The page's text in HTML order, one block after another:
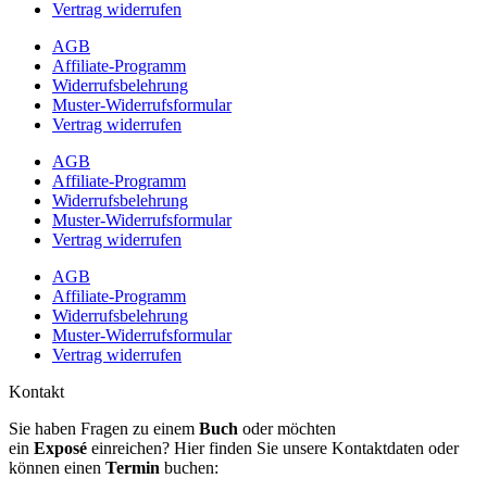
Vertrag widerrufen
AGB
Affiliate-Programm
Widerrufsbelehrung
Muster-Widerrufsformular
Vertrag widerrufen
AGB
Affiliate-Programm
Widerrufsbelehrung
Muster-Widerrufsformular
Vertrag widerrufen
AGB
Affiliate-Programm
Widerrufsbelehrung
Muster-Widerrufsformular
Vertrag widerrufen
Kontakt
Sie haben Fragen zu einem Buch oder möchten
ein Exposé einreichen? Hier finden Sie unsere Kontaktdaten oder
können einen Termin buchen: